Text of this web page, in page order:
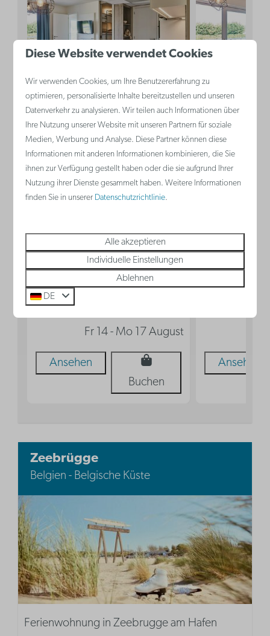
843 €
717 €
Familiensuite | 2
Erwachsene - 3
Kinder
Nieuwpoort , Belgische Küste
5
Ja
Ja
Klimaanlage
Schlafnische mit Etagenbett für
3 Personen
Schlafzimmer mit Doppelbett
Küche
Fr 14 - Mo 17 August
Ansehen
Buchen
Studio | 2
Nieuwpoort ,
Belgische
Küche
Ansehen
Zeebrügge
Belgien - Belgische Küste
Ferienwohnung in Zeebrugge am Hafen
Diese Website verwendet Cookies
Wir verwenden Cookies, um Ihre Benutzererfahrung zu
optimieren, personalisierte Inhalte bereitzustellen und unseren
Datenverkehr zu analysieren. Wir teilen auch Informationen über
Ihre Nutzung unserer Website mit unseren Partnern für soziale
Medien, Werbung und Analyse. Diese Partner können diese
Informationen mit anderen Informationen kombinieren, die Sie
ihnen zur Verfügung gestellt haben oder die sie aufgrund Ihrer
Nutzung ihrer Dienste gesammelt haben. Weitere Informationen
finden Sie in unserer Datenschutzrichtlinie.
Alle akzeptieren
Individuelle Einstellungen
Ablehnen
DE